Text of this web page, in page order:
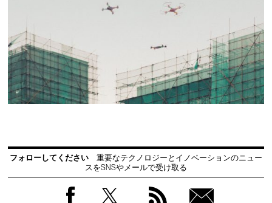
フォローしてください
重要なテクノロジーとイノベーションのニュー
スをSNSやメールで受け取る